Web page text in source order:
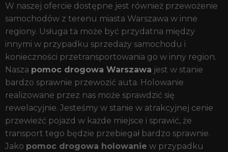
W naszej ofercie dostępne jest również przewożenie
samochodów z terenu miasta Warszawa w inne
regiony. Usługa ta może być przydatna między
innymi w przypadku sprzedaży samochodu i
konieczności przetransportowania go w inny region.
Nasza pomoc drogowa Warszawa jest w stanie
bardzo sprawnie przewozić auta. Holowanie
realizowane przez nas może sprawdzić się
rewelacyjnie. Jesteśmy w stanie w atrakcyjnej cenie
przewieźć pojazd w każde miejsce i sprawić, że
transport tego będzie przebiegał bardzo sprawnie.
Jako pomoc drogowa holowanie w przypadku